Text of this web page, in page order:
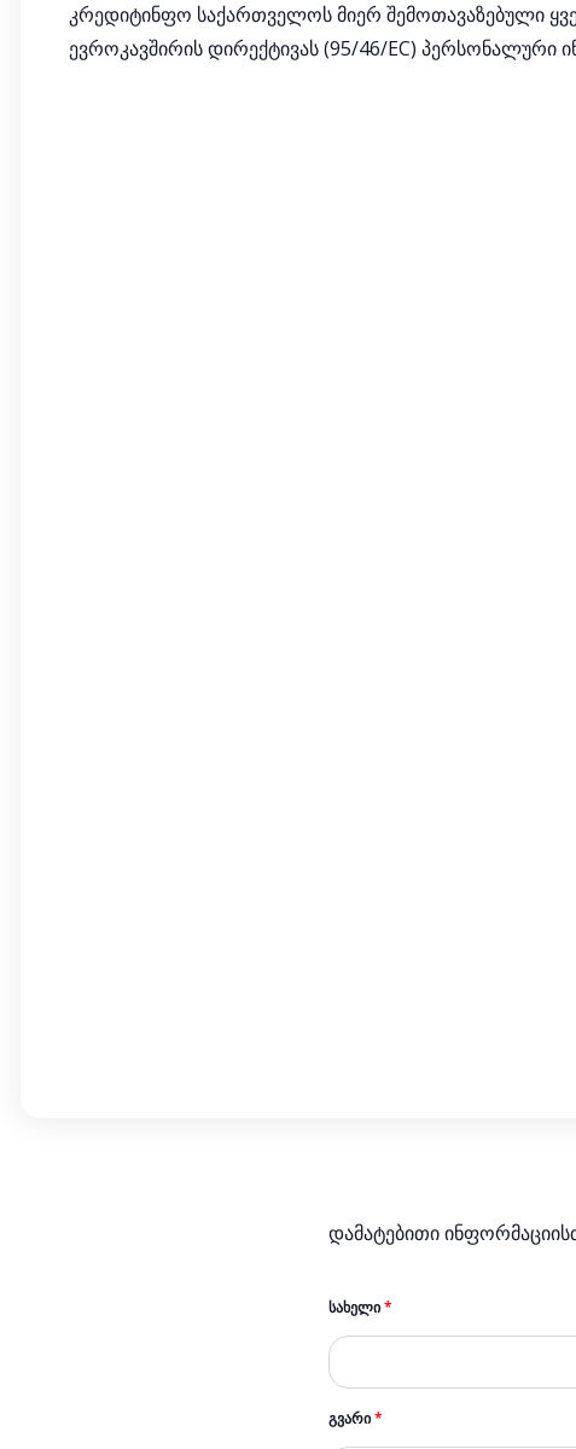
კრედიტინფო საქართველოს მიერ შემოთავაზებული
ევროკავშირის დირექტივას (95/46/EC) პერსონალური
დამატებითი
ᲡᲐᲮᲔᲚᲘ*
ᲒᲕᲐᲠᲘ*